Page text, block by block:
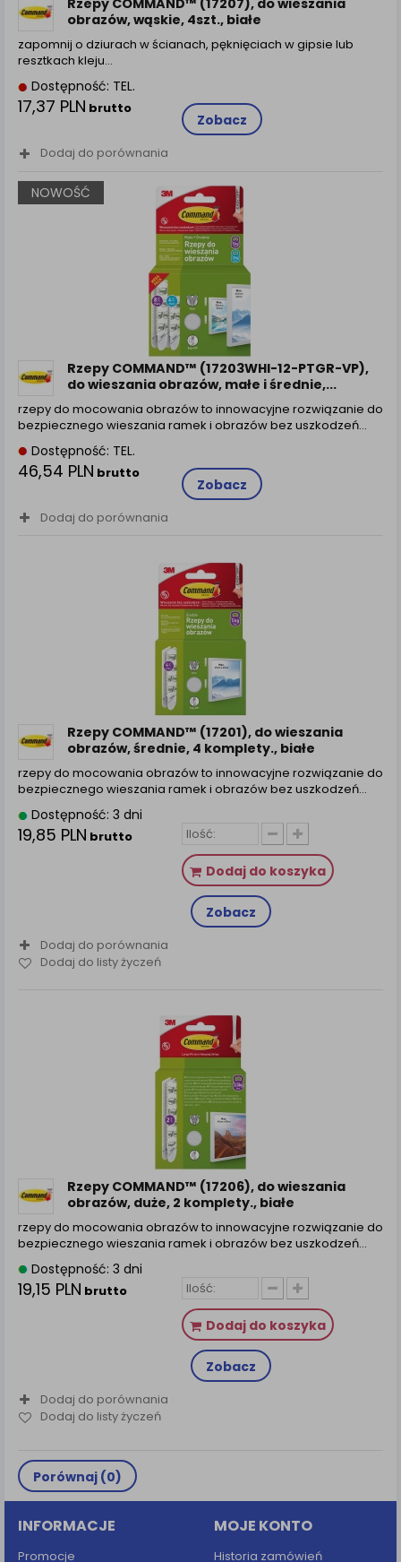
Rzepy COMMAND™ (17207), do wieszania
obrazów, wąskie, 4szt., białe
zapomnij o dziurach w ścianach, pęknięciach w gipsie lub
resztkach kleju…
Dostępność: TEL.
17,37 PLN brutto
Zobacz
Dodaj do porównania
NOWOŚĆ
Rzepy COMMAND™ (17203WHI-12-PTGR-VP),
do wieszania obrazów, małe i średnie,...
rzepy do mocowania obrazów to innowacyjne rozwiązanie do
bezpiecznego wieszania ramek i obrazów bez uszkodzeń…
Dostępność: TEL.
46,54 PLN brutto
Zobacz
Dodaj do porównania
Rzepy COMMAND™ (17201), do wieszania
obrazów, średnie, 4 komplety., białe
rzepy do mocowania obrazów to innowacyjne rozwiązanie do
bezpiecznego wieszania ramek i obrazów bez uszkodzeń…
Dostępność: 3 dni
19,85 PLN brutto
Dodaj do koszyka
Zobacz
Dodaj do porównania
Dodaj do listy życzeń
Rzepy COMMAND™ (17206), do wieszania
obrazów, duże, 2 komplety., białe
rzepy do mocowania obrazów to innowacyjne rozwiązanie do
bezpiecznego wieszania ramek i obrazów bez uszkodzeń…
Dostępność: 3 dni
19,15 PLN brutto
Dodaj do koszyka
Zobacz
Dodaj do porównania
Dodaj do listy życzeń
Porównaj (0)
INFORMACJE
Promocje
MOJE KONTO
Historia zamówień